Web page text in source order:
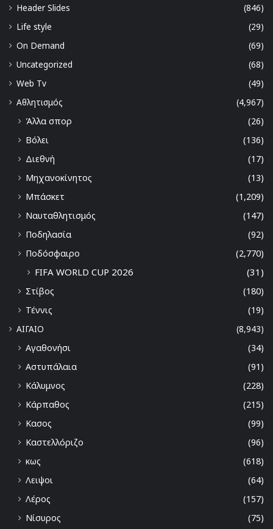
Header Slides
(846)
Life style
(29)
On Demand
(69)
Uncategorized
(68)
Web Tv
(49)
Αθλητισμός
(4,967)
Άλλα σπορ
(26)
Βόλει
(136)
Διεθνή
(17)
Μηχανοκίνητος
(13)
Μπάσκετ
(1,209)
Ναυταθλητισμός
(147)
Ποδηλασία
(92)
Ποδόσφαιρο
(2,770)
FIFA WORLD CUP 2026 (31)
Στίβος
(180)
Τέννις
(19)
ΑΙΓΑΙΟ
(8,943)
Αγαθονήσι
(34)
Αστυπάλαια
(91)
Κάλυμνος
(228)
Κάρπαθος
(215)
Κασος
(99)
Καστελλόριζο
(96)
κως
(618)
Λειψοι
(64)
Λέρος
(157)
Νίσυρος
(75)